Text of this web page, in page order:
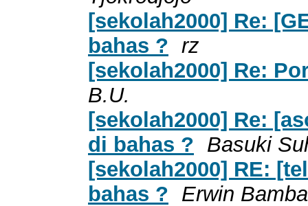
[sekolah2000] Re:
bahas ? rz
[sekolah2000] Re:
B.U.
[sekolah2000] Re:
di bahas ? Basuki
[sekolah2000] RE:
bahas ? Erwin